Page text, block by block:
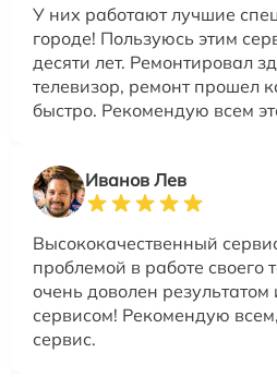
У них работают лучшие
городе! Пользуюсь этим
десяти лет. Ремонтировал
телевизор, ремонт прошел
быстро. Рекомендую всем
Иванов Лев
Высококачественный
проблемой в работе своего
очень доволен
сервисом! Рекомендую
сервис.